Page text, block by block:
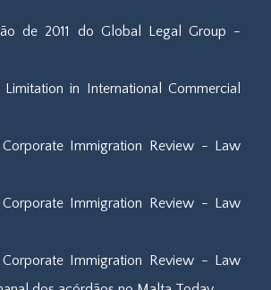
de 2011 do Global Legal Group -
in International Commercial
Immigration Review - Law
Immigration Review - Law
Immigration Review - Law